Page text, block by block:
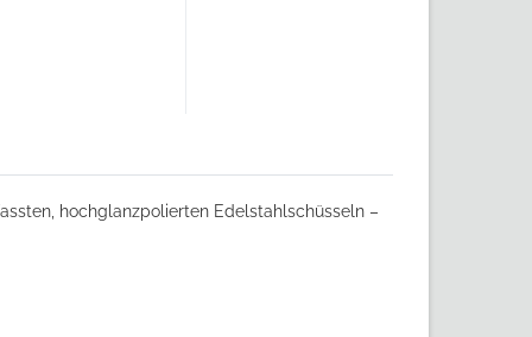
hochglanzpolierten Edelstahlschüsseln –